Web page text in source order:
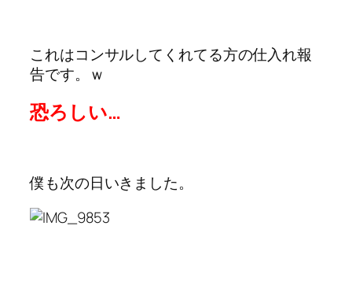
これはコンサルしてくれてる方の仕入れ報
告です。ｗ
恐ろしい…
僕も次の日いきました。